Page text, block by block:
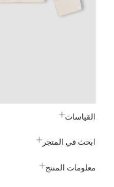
القياسات
ابحث في المتجر
معلومات المنتج